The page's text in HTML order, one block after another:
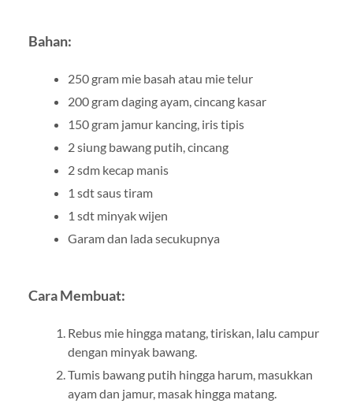
Bahan:
250 gram mie basah atau mie telur
200 gram daging ayam, cincang kasar
150 gram jamur kancing, iris tipis
2 siung bawang putih, cincang
2 sdm kecap manis
1 sdt saus tiram
1 sdt minyak wijen
Garam dan lada secukupnya
Cara Membuat:
Rebus mie hingga matang, tiriskan, lalu campur
dengan minyak bawang.
Tumis bawang putih hingga harum, masukkan
ayam dan jamur, masak hingga matang.